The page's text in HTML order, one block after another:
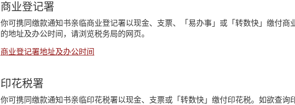
商业登记署
你可携同缴款通知书亲临商业登记署以现金、支票、「易办事」或「转数快」缴付商
的地址及办公时间，请浏览税务局的网页。
商业登记署地址及办公时间
印花税署
你可携同缴款通知书亲临印花税署以现金、支票或「转数快」缴付印花税。如欲查询